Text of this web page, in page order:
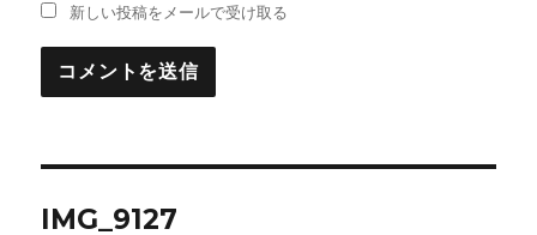
新しい投稿をメールで受け取る
IMG_9127